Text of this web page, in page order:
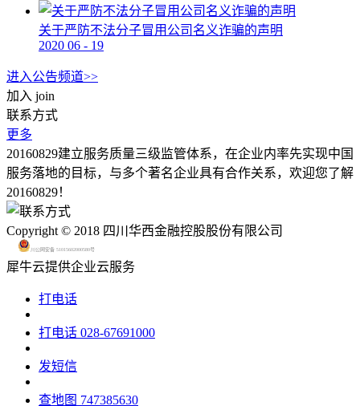
关于严防不法分子冒用公司名义诈骗的声明
2020 06 - 19
进入公告频道>>
加入 join
联系方式
更多
20160829建立服务质量三级监管体系，在企业内率先实现中国
服务落地的目标，与多个著名企业具有合作关系，欢迎您了解
20160829！
Copyright © 2018 四川华西金融控股股份有限公司
川公网安备 51015602000580号
犀牛云提供企业云服务
打电话
打电话 028-67691000
发短信
查地图 747385630